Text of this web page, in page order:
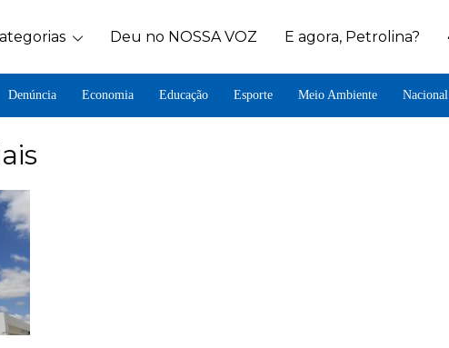
Deu no NOSSA VOZ E agora, Petrolina?
Denúncia Economia Educação Esporte Meio Ambiente Nacional